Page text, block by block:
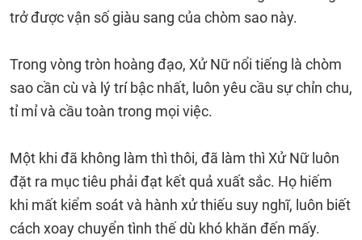
trở được vận số giàu sang của chòm sao này.
Trong vòng tròn hoàng đạo, Xử Nữ nổi tiếng là chòm
sao cần cù và lý trí bậc nhất, luôn yêu cầu sự chỉn chu,
tỉ mỉ và cầu toàn trong mọi việc.
Một khi đã không làm thì thôi, đã làm thì Xử Nữ luôn
đặt ra mục tiêu phải đạt kết quả xuất sắc. Họ hiếm
khi mất kiểm soát và hành xử thiếu suy nghĩ, luôn biết
cách xoay chuyển tình thế dù khó khăn đến mấy.